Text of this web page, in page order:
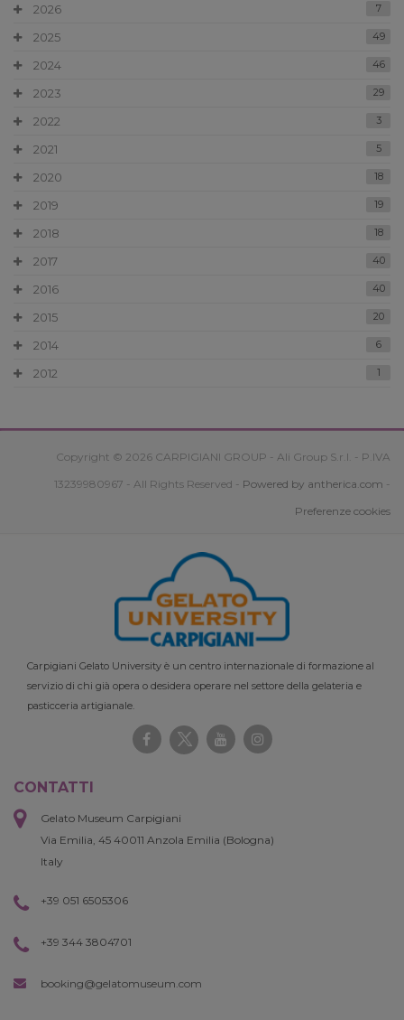
2026
7
2025 49
2024 46
2023 29
2022 3
2021 5
2020 18
2019 19
2018 18
2017 40
2016 40
2015 20
2014 6
2012 1
Copyright © 2026 CARPIGIANI GROUP - Ali Group S.r.l. - P.IVA
13239980967 - All Rights Reserved - Powered by antherica.com -
Preferenze cookies
Carpigiani Gelato University è un centro internazionale di formazione al
servizio di chi già opera o desidera operare nel settore della gelateria e
pasticceria artigianale.
CONTATTI
Gelato Museum Carpigiani
Via Emilia, 45 40011 Anzola Emilia (Bologna)
Italy
+39 051 6505306
+39 344 3804701
booking@gelatomuseum.com